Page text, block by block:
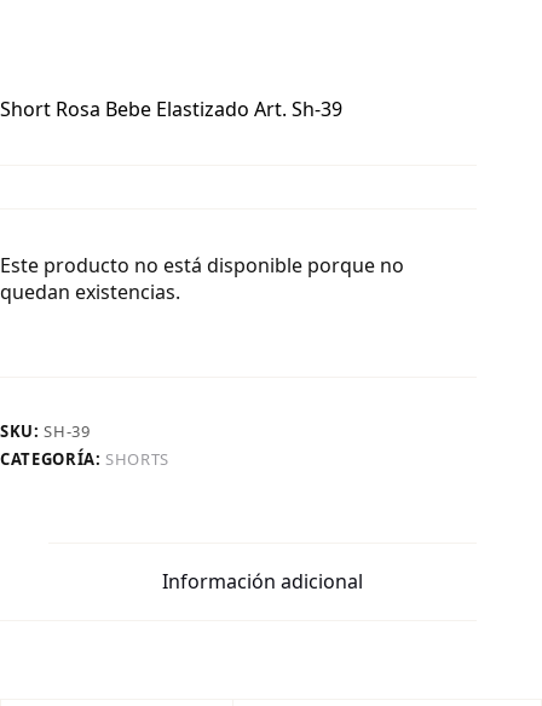
Short Rosa Bebe Elastizado Art. Sh-39
Este producto no está disponible porque no
quedan existencias.
SKU:SH-39
CATEGORÍA: SHORTS
Información adicional